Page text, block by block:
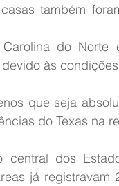
também
devido às
que seja
do Texas na
dos
já